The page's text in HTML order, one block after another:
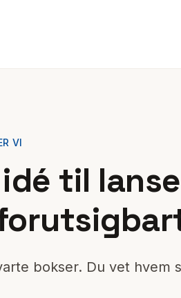
VI
idé til
bokser. Du vet hvem